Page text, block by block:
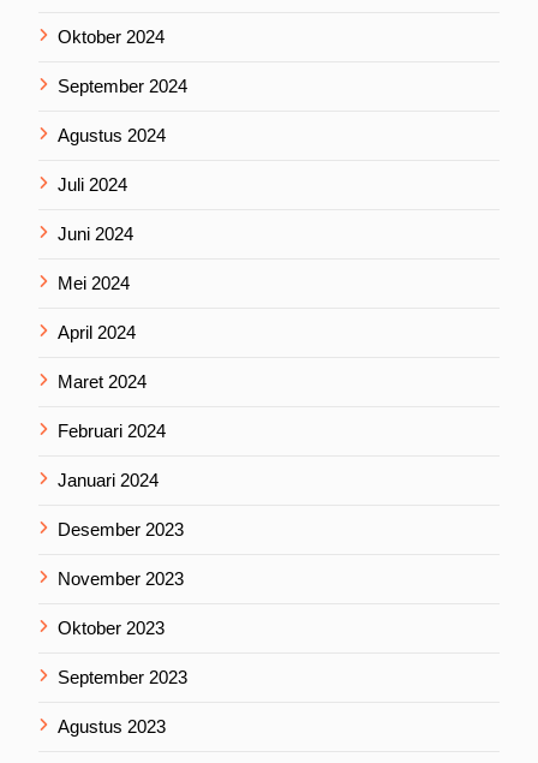
Oktober 2024
September 2024
Agustus 2024
Juli 2024
Juni 2024
Mei 2024
April 2024
Maret 2024
Februari 2024
Januari 2024
Desember 2023
November 2023
Oktober 2023
September 2023
Agustus 2023